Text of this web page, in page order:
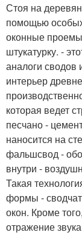
Стоя на
помощью
оконные проемы
штукатурку. -
аналоги сводов
интерьер
которая ведет
песчано -
наносится на
фальшсвод -
внутри -
Такая
формы -
окон. Кроме
отражение